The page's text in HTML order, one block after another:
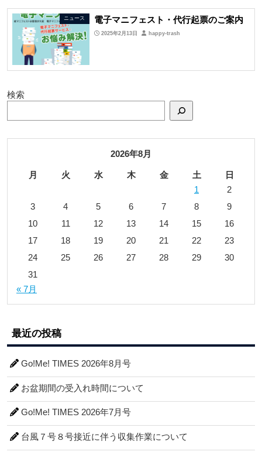
ニュース 電子マニフェスト・代行起票のご案内
2025年2月13日 happy-trash
検索
2026年8月
月 火 水 木 金 土
日
1
2
3
4 5 6 7 8
9
10
11 12 13 14 15
16
17
18 19 20 21 22
23
24
25 26 27 28 29
30
31
« 7月
最近の投稿
Go!Me! TIMES 2026年8月号
お盆期間の受入れ時間について
Go!Me! TIMES 2026年7月号
台風７号８号接近に伴う収集作業について